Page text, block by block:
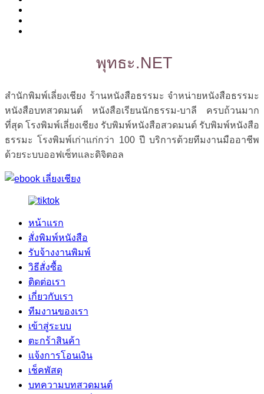
พุทธะ.NET
สำนักพิมพ์เลี่ยงเชียง ร้านหนังสือธรรมะ จำหน่ายหนังสือธรรมะ
หนังสือบทสวดมนต์ หนังสือเรียนนักธรรม-บาลี ครบถ้วนมาก
ที่สุด โรงพิมพ์เลี่ยงเชียง รับพิมพ์หนังสือสวดมนต์ รับพิมพ์หนังสือ
ธรรมะ โรงพิมพ์เก่าแก่กว่า 100 ปี บริการด้วยทีมงานมืออาชีพ
ด้วยระบบออฟเซ็ทและดิจิตอล
หน้าแรก
สั่งพิมพ์หนังสือ
รับจ้างงานพิมพ์
วิธีสั่งซื้อ
ติดต่อเรา
เกี่ยวกับเรา
ทีมงานของเรา
เข้าสู่ระบบ
ตะกร้าสินค้า
แจ้งการโอนเงิน
เช็คพัสดุ
บทความบทสวดมนต์